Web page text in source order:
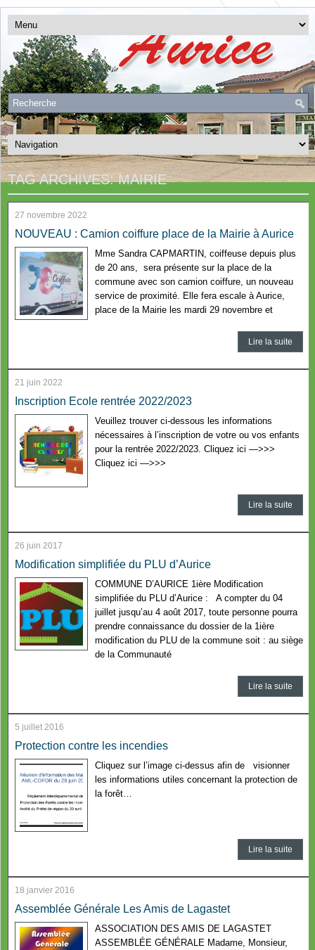
TAG ARCHIVES:MAIRIE
27 novembre 2022
NOUVEAU : Camion coiffure place de la Mairie à Aurice
Mme Sandra CAPMARTIN, coiffeuse depuis plus
de 20 ans, sera présente sur la place de la
commune avec son camion coiffure, un nouveau
service de proximité. Elle fera escale à Aurice,
place de la Mairie les mardi 29 novembre et
Lire la suite
21 juin 2022
Inscription Ecole rentrée 2022/2023
Veuillez trouver ci-dessous les informations
nécessaires à l’inscription de votre ou vos enfants
pour la rentrée 2022/2023. Cliquez ici —>>>
Cliquez ici —>>>
Lire la suite
26 juin 2017
Modification simplifiée du PLU d’Aurice
COMMUNE D’AURICE 1ière Modification
simplifiée du PLU d’Aurice : A compter du 04
juillet jusqu’au 4 août 2017, toute personne pourra
prendre connaissance du dossier de la 1ière
modification du PLU de la commune soit : au siège
de la Communauté
Lire la suite
5 juillet 2016
Protection contre les incendies
Cliquez sur l’image ci-dessus afin de visionner
les informations utiles concernant la protection de
la forêt…
Lire la suite
18 janvier 2016
Assemblée Générale Les Amis de Lagastet
ASSOCIATION DES AMIS DE LAGASTET
ASSEMBLÉE GÉNÉRALE Madame, Monsieur,